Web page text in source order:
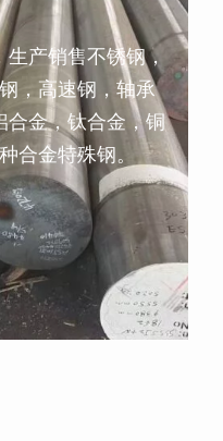
产销售不锈钢，
，高速钢，轴承
合金，钛合金，铜
合金特殊钢。